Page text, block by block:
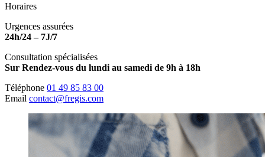
Horaires
Urgences assurées
24h/24 – 7J/7
Consultation spécialisées
Sur Rendez-vous du lundi au samedi de 9h à 18h
Téléphone 01 49 85 83 00
Email contact@fregis.com